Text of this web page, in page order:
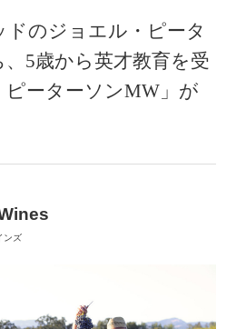
ドのジョエル・ピータ
5歳から英才教育を受
ーターソンMW」が
ンズ